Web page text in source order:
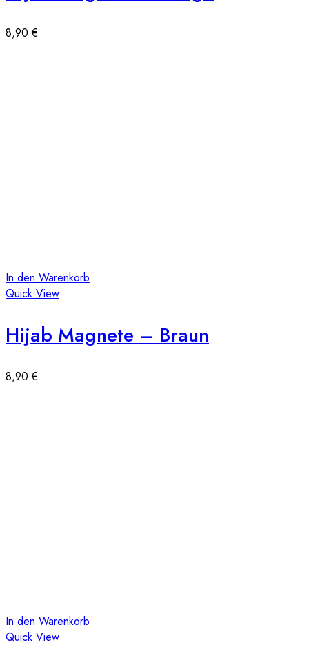
8,90€
In den Warenkorb
Quick View
Hijab Magnete – Braun
8,90€
In den Warenkorb
Quick View